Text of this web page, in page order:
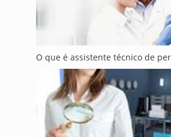
O que é assistente técnico de